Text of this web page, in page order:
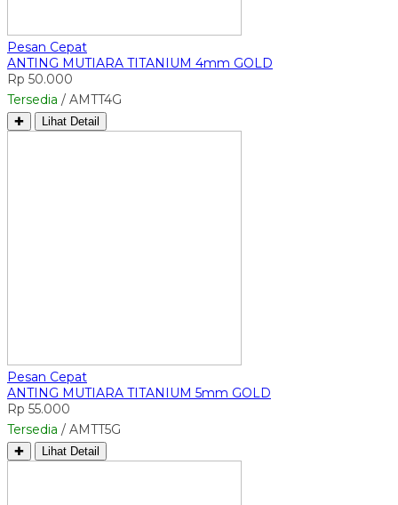
Pesan Cepat
ANTING MUTIARA TITANIUM 4mm GOLD
Rp 50.000
Tersedia / AMTT4G
✚ Lihat Detail
Pesan Cepat
ANTING MUTIARA TITANIUM 5mm GOLD
Rp 55.000
Tersedia / AMTT5G
✚ Lihat Detail